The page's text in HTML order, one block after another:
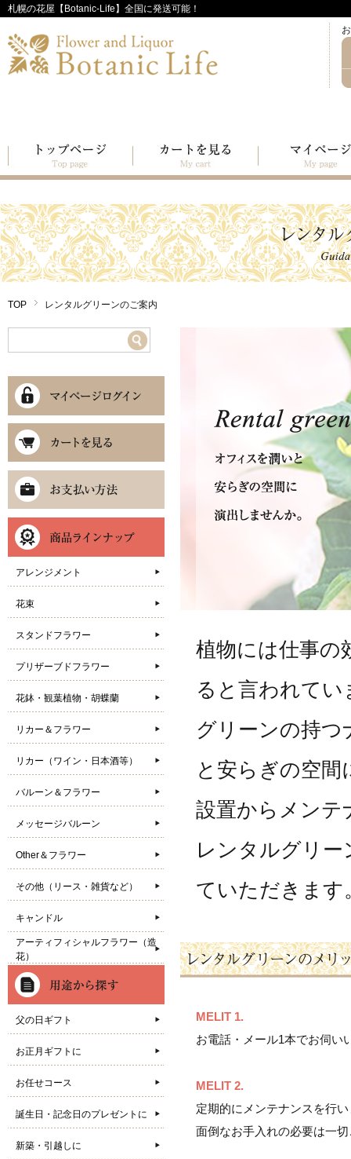
札幌の花屋【Botanic-Life】全国に発送可能！
TOP レンタルグリーンのご案内
植物には仕事の
ると言われてい
グリーンの持
と安らぎの空間
設置からメンテ
レンタルグリ
ていただきます
MELIT 1.
お電話・メール1本でお伺い
MELIT 2.
定期的にメンテナンスを行
面倒なお手入れの必要は一
アレンジメント
花束
スタンドフラワー
プリザーブドフラワー
花鉢・観葉植物・胡蝶蘭
リカー＆フラワー
リカー（ワイン・日本酒等）
バルーン＆フラワー
メッセージバルーン
Other＆フラワー
その他（リース・雑貨など）
キャンドル
アーティフィシャルフラワー（造
花）
父の日ギフト
お正月ギフトに
お任せコース
誕生日・記念日のプレゼントに
新築・引越しに